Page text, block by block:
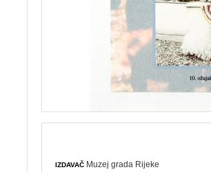
IZDAVAČ Muzej grada Rijeke